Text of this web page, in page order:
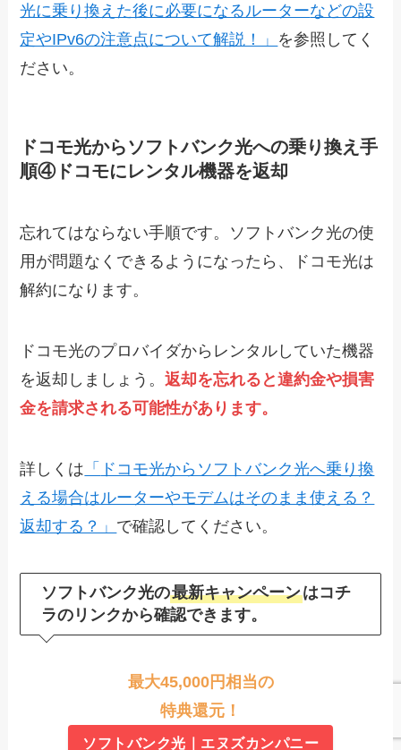
光に乗り換えた後に必要になるルーターなどの設
定やIPv6の注意点について解説！」 を参照してく
ださい。
ドコモ光からソフトバンク光への乗り換え手
順④ドコモにレンタル機器を返却
忘れてはならない手順です。ソフトバンク光の使
用が問題なくできるようになったら、ドコモ光は
解約になります。
ドコモ光のプロバイダからレンタルしていた機器
を返却しましょう。返却を忘れると違約金や損害
金を請求される可能性があります。
詳しくは 「
ドコモ光からソフトバンク光へ乗り換
える場合はルーターやモデムはそのまま使える？
返却する？」 で確認してください。
ソフトバンク光の最新キャンペーンはコチ
ラのリンクから確認できます。
最大45,000円相当の
特典還元！
ソフトバンク光｜エヌズカンパニー